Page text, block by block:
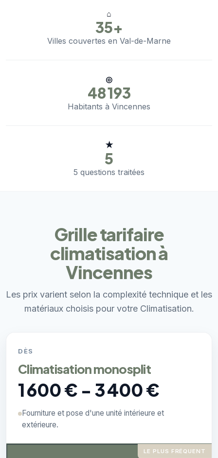
⌂
35+
Villes couvertes en Val-de-Marne
◎
48 193
Habitants à Vincennes
★
5
5 questions traitées
Grille tarifaire
climatisation à
Vincennes
Les prix varient selon la complexité technique et les
matériaux choisis pour votre Climatisation.
DÈS
Climatisation monosplit
1 600 € - 3 400 €
Fourniture et pose d'une unité intérieure et
extérieure.
LE PLUS FRÉQUENT